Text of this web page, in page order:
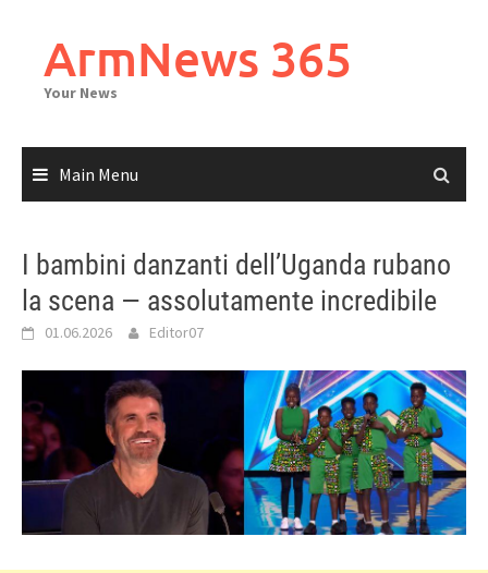
contentArmNews 365
Your News
Main Menu
I bambini danzanti dell’Uganda rubano
la scena — assolutamente incredibile
01.06.2026 Editor07